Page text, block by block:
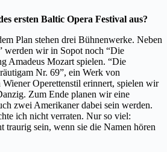
ersten Baltic Opera Festival aus?
Plan stehen drei Bühnenwerke. Neben
werden wir in Sopot noch “Die
Amadeus Mozart spielen. “Die
Nr. 69”, ein Werk von
Wiener Operettenstil erinnert, spielen wir
Zum Ende planen wir eine
zwei Amerikaner dabei sein werden.
ich nicht verraten. Nur so viel:
traurig sein, wenn sie die Namen hören